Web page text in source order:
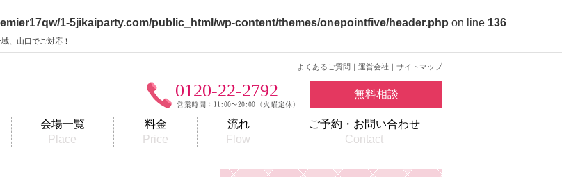
1-5jikaiparty.com/public_html/wp-content/themes/onepointfive/header.php on line 136
、山口でご対応！
｜ サイトマップ
｜ 運営会社
よくあるご質問
0120-22-2792 無料相談
会場一覧
Place
料金
Price
流れ
Flow
ご予約・お問い合わせ
Contact